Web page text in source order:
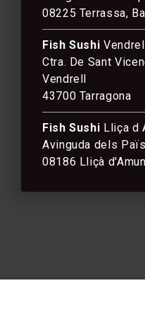
08225 Terrassa,
Fish Sushi
Ctra. De Sant
Vendrell
43700 Tarragona
Fish Sushi Lliça d
Avinguda dels
08186 Lliçà